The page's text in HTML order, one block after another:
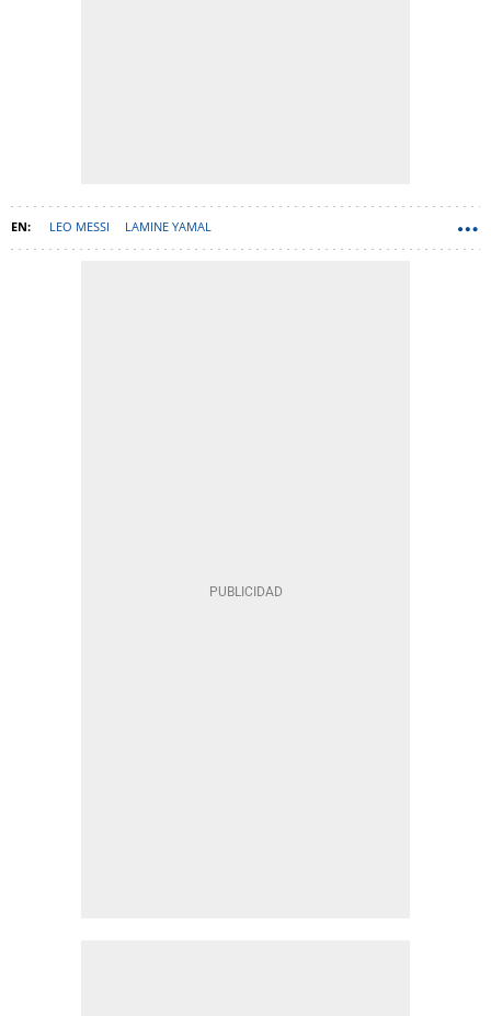
LEO MESSI LAMINE YAMAL